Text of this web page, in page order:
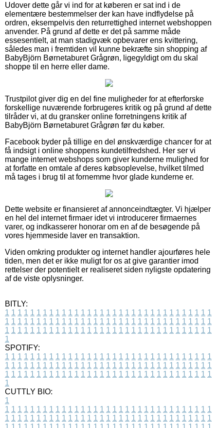
Udover dette går vi ind for at køberen er sat ind i de
elementære bestemmelser der kan have indflydelse på
ordren, eksempelvis den returrettighed internet webshoppen
anvender. På grund af dette er det på samme måde
essesentielt, at man stadigvæk opbevarer ens kvittering,
således man i fremtiden vil kunne bekræfte sin shopping af
BabyBjörn Børnetaburet Grågrøn, ligegyldigt om du skal
shoppe til en herre eller dame.
Trustpilot giver dig en del fine muligheder for at efterforske
forskellige nuværende forbrugeres kritik og på grund af dette
tilråder vi, at du gransker online forretningens kritik af
BabyBjörn Børnetaburet Grågrøn før du køber.
Facebook byder på tillige en del ønskværdige chancer for at
få indsigt i online shoppens kundetilfredshed. Her ser vi
mange internet webshops som giver kunderne mulighed for
at forfatte en omtale af deres købsoplevelse, hvilket tilmed
må tages i brug til at fornemme hvor glade kunderne er.
Dette website er finansieret af annonceindtægter. Vi hjælper
en hel del internet firmaer idet vi introducerer firmaernes
varer, og indkasserer honorar om en af de besøgende på
vores hjemmeside laver en transaktion.
Viden omkring produkter og internet handler ajourføres hele
tiden, men det er ikke muligt for os at give garantier imod
rettelser der potentielt er realiseret siden nyligste opdatering
af de viste oplysninger.
BITLY:
1 1 1 1 1 1 1 1 1 1 1 1 1 1 1 1 1 1 1 1 1 1 1 1 1 1 1 1 1 1 1 1 1
1 1 1 1 1 1 1 1 1 1 1 1 1 1 1 1 1 1 1 1 1 1 1 1 1 1 1 1 1 1 1 1 1
1 1 1 1 1 1 1 1 1 1 1 1 1 1 1 1 1 1 1 1 1 1 1 1 1 1 1 1 1 1 1 1 1
1
SPOTIFY:
1 1 1 1 1 1 1 1 1 1 1 1 1 1 1 1 1 1 1 1 1 1 1 1 1 1 1 1 1 1 1 1 1
1 1 1 1 1 1 1 1 1 1 1 1 1 1 1 1 1 1 1 1 1 1 1 1 1 1 1 1 1 1 1 1 1
1 1 1 1 1 1 1 1 1 1 1 1 1 1 1 1 1 1 1 1 1 1 1 1 1 1 1 1 1 1 1 1 1
1
CUTTLY BIO:
1
1 1 1 1 1 1 1 1 1 1 1 1 1 1 1 1 1 1 1 1 1 1 1 1 1 1 1 1 1 1 1 1 1
1 1 1 1 1 1 1 1 1 1 1 1 1 1 1 1 1 1 1 1 1 1 1 1 1 1 1 1 1 1 1 1 1